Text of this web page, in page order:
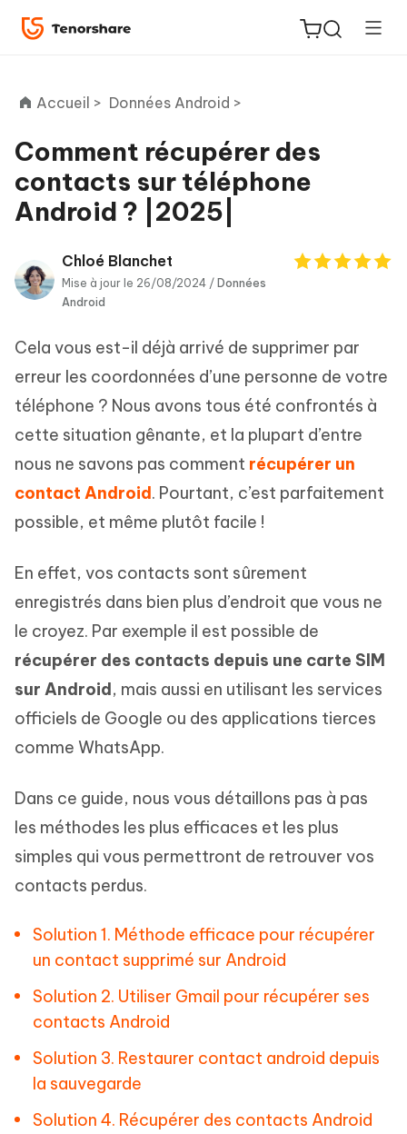
ReiBoot
for iOS
PDNob
PDF
Editor
New
iAnyGo
Accueil > Données Android >
Comment récupérer des
contacts sur téléphone
Android ? |2025|
Chloé Blanchet
Mise à jour le 26/08/2024 / Données
Android
Cela vous est-il déjà arrivé de supprimer par
erreur les coordonnées d’une personne de votre
téléphone ? Nous avons tous été confrontés à
cette situation gênante, et la plupart d’entre
nous ne savons pas comment récupérer un
contact Android. Pourtant, c’est parfaitement
possible, et même plutôt facile !
En effet, vos contacts sont sûrement
enregistrés dans bien plus d’endroit que vous ne
le croyez. Par exemple il est possible de
récupérer des contacts depuis une carte SIM
sur Android, mais aussi en utilisant les services
officiels de Google ou des applications tierces
comme WhatsApp.
Dans ce guide, nous vous détaillons pas à pas
les méthodes les plus efficaces et les plus
simples qui vous permettront de retrouver vos
contacts perdus.
Solution 1. Méthode efficace pour récupérer
un contact supprimé sur Android
Solution 2. Utiliser Gmail pour récupérer ses
contacts Android
Solution 3. Restaurer contact android depuis
la sauvegarde
Solution 4. Récupérer des contacts Android